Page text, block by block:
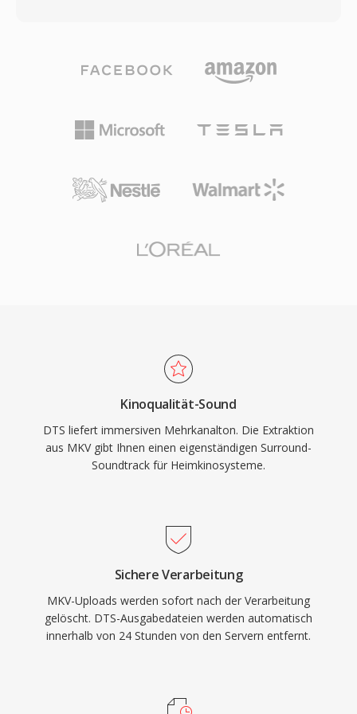
funktionsreichsten verfügbaren Container
macht. Die offene Spezifikation stellt sicher,
Schreiben ohne Lizenzgebühren
Verbreitung in Mediaplayern, Streaming-Tools
und Encoding-Software vorangetrieben hat. Die
einer einzelnen, gut organisierten Datei zu
die auf aggressive psychoakustische
ein höheres Datenbudget zu und bewahrt so
feinere räumliche Details und leise
mittels Subband-ADPCM in Kombination mit
erweiterte Variante DTS-HD Master Audio
Spielkonsolen und Automotive-
Infotainmentsystemen sowie eine robuste
Fehlerverdeckung, die kleinere Disc- oder
Streamfehler kaschiert. Für alle, die mit
Surround-Sound-Inhalten für physische Medien
oder hochwertiges Streaming arbeiten, bietet
Kinoqualität-Sound
DTS liefert immersiven Mehrkanalton. Die Extraktion
aus MKV gibt Ihnen einen eigenständigen Surround-
Soundtrack für Heimkinosysteme.
Sichere Verarbeitung
MKV-Uploads werden sofort nach der Verarbeitung
gelöscht. DTS-Ausgabedateien werden automatisch
innerhalb von 24 Stunden von den Servern entfernt.